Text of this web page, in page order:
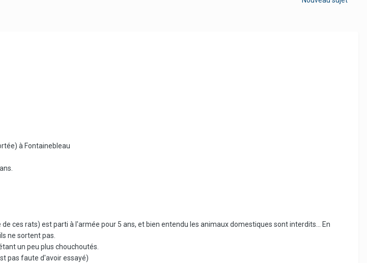
à Fontainebleau
ces rats) est parti à l'armée pour 5 ans, et bien entendu les animaux domestiques sont interdits... En
ne sortent pas.
un peu plus chouchoutés.
pas faute d'avoir essayé)